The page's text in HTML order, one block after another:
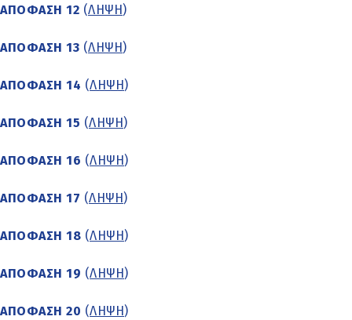
ΑΠΟΦΑΣΗ 12 (ΛΗΨΗ )
ΑΠΟΦΑΣΗ 13 (ΛΗΨΗ )
ΑΠΟΦΑΣΗ 14 (ΛΗΨΗ )
ΑΠΟΦΑΣΗ 15 (ΛΗΨΗ )
ΑΠΟΦΑΣΗ 16 (ΛΗΨΗ )
ΑΠΟΦΑΣΗ 17 (ΛΗΨΗ )
ΑΠΟΦΑΣΗ 18 (ΛΗΨΗ )
ΑΠΟΦΑΣΗ 19 (ΛΗΨΗ )
ΑΠΟΦΑΣΗ 20 (ΛΗΨΗ )